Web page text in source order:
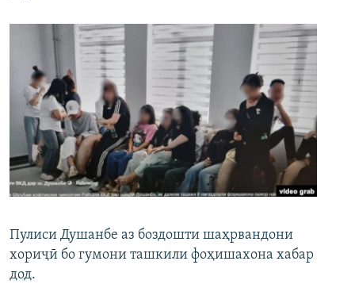
Пулиси Душанбе аз боздошти шаҳрвандони
хориҷӣ бо гумони ташкили фоҳишахона хабар
дод.